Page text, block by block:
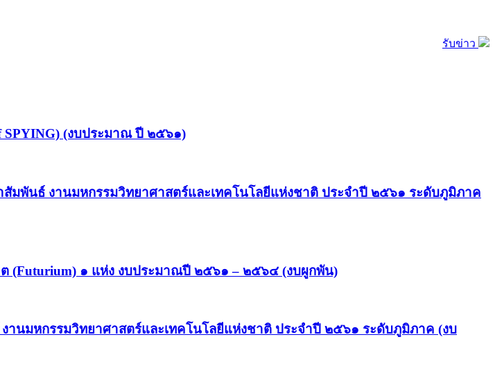
รับข่าว
SPYING) (งบประมาณ ปี ๒๕๖๑)
มพันธ์ งานมหกรรมวิทยาศาสตร์และเทคโนโลยีแห่งชาติ ประจำปี ๒๕๖๑ ระดับภูมิภาค
(Futurium) ๑ แห่ง งบประมาณปี ๒๕๖๑ – ๒๕๖๔ (งบผูกพัน)
นมหกรรมวิทยาศาสตร์และเทคโนโลยีแห่งชาติ ประจำปี ๒๕๖๑ ระดับภูมิภาค (งบ